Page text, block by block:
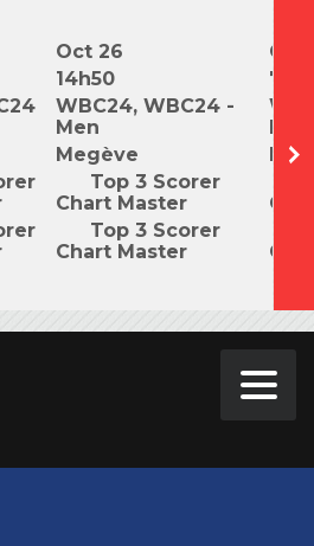
Oct 26
14h50
WBC24, WBC24 -
Men
Megève
Top 3 Scorer
Chart Master
Top 3 Scorer
Chart Master
Oct